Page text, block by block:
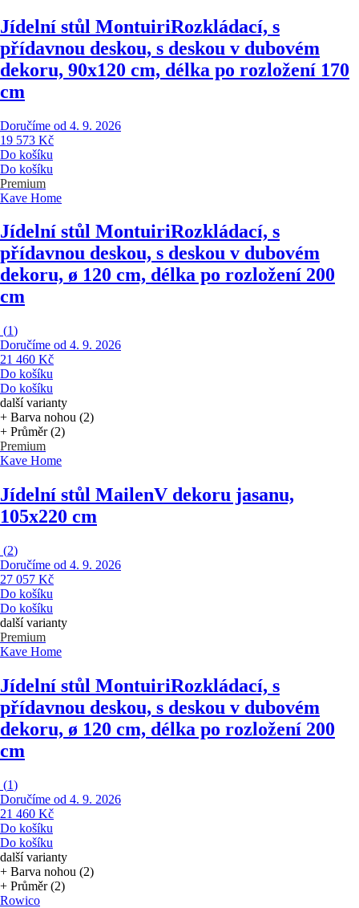
Jídelní stůl MontuiriRozkládací, s
přídavnou deskou, s deskou v dubovém
dekoru, 90x120 cm, délka po rozložení 170
cm
Doručíme od 4. 9. 2026
19 573 Kč
Do košíku
Do košíku
Premium
Kave Home
Jídelní stůl MontuiriRozkládací, s
přídavnou deskou, s deskou v dubovém
dekoru, ø 120 cm, délka po rozložení 200
cm
(1)
Doručíme od 4. 9. 2026
21 460 Kč
Do košíku
Do košíku
další varianty
+ Barva nohou (2)
+ Průměr (2)
Premium
Kave Home
Jídelní stůl MailenV dekoru jasanu,
105x220 cm
(2)
Doručíme od 4. 9. 2026
27 057 Kč
Do košíku
Do košíku
další varianty
Premium
Kave Home
Jídelní stůl MontuiriRozkládací, s
přídavnou deskou, s deskou v dubovém
dekoru, ø 120 cm, délka po rozložení 200
cm
(1)
Doručíme od 4. 9. 2026
21 460 Kč
Do košíku
Do košíku
další varianty
+ Barva nohou (2)
+ Průměr (2)
Rowico